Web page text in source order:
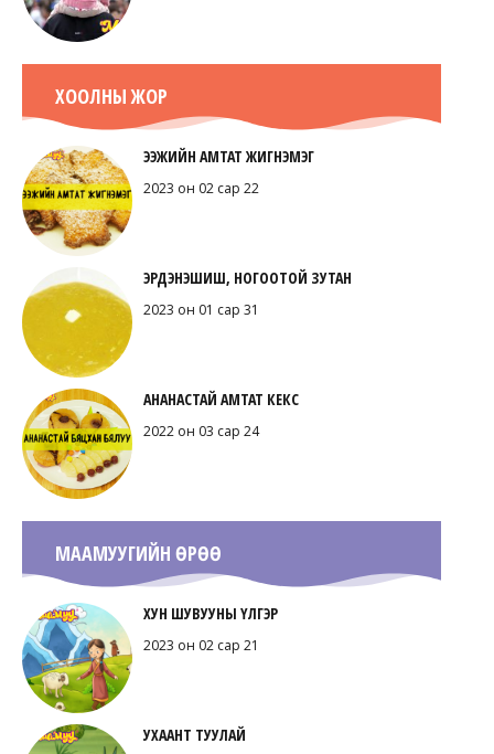
ХООЛНЫ ЖОР
ЭЭЖИЙН АМТАТ ЖИГНЭМЭГ
2023 он 02 сар 22
ЭРДЭНЭШИШ, НОГООТОЙ ЗУТАН
2023 он 01 сар 31
АНАНАСТАЙ АМТАТ КЕКС
2022 он 03 сар 24
МААМУУГИЙН ӨРӨӨ
ХУН ШУВУУНЫ ҮЛГЭР
2023 он 02 сар 21
УХААНТ ТУУЛАЙ